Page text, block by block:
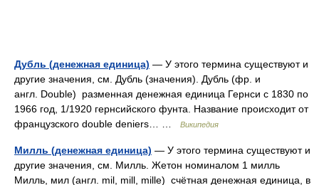
Дубль (денежная единица) — У этого термина существуют и
другие значения, см. Дубль (значения). Дубль (фр. и
англ. Double) разменная денежная единица Гернси с 1830 по
1966 год, 1/1920 гернсийского фунта. Название происходит от
французского double deniers… …
Википедия
Милль (денежная единица) — У этого термина существуют и
другие значения, см. Милль. Жетон номиналом 1 милль
Милль, мил (англ. mil, mill, mille) счётная денежная единица, в